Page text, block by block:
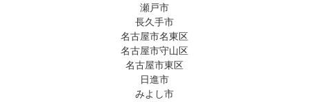
瀬戸市
長久手市
名古屋市名東区
名古屋市守山区
名古屋市東区
日進市
みよし市